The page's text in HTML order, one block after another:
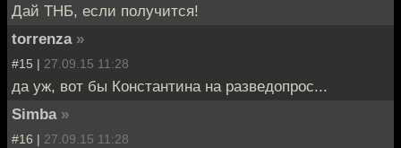
Дай ТНБ, если получится!
torrenza »
#15 | 27.09.15 11:28
да уж, вот бы Константина на разведопрос...
Simba »
#16 | 27.09.15 11:28